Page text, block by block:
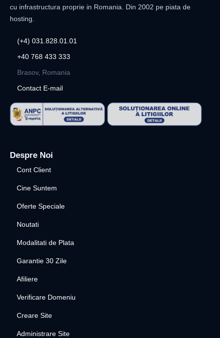
cu infrastructura proprie in Romania. Din 2002 pe piata de
hosting.
(+4) 031.828.01.01
+40 768 433 333
Brasov, Romania
Contact E-mail
Despre Noi
Cont Client
Cine Suntem
Oferte Speciale
Noutati
Modalitati de Plata
Garantie 30 Zile
Afiliere
Verificare Domeniu
Creare Site
Administrare Site